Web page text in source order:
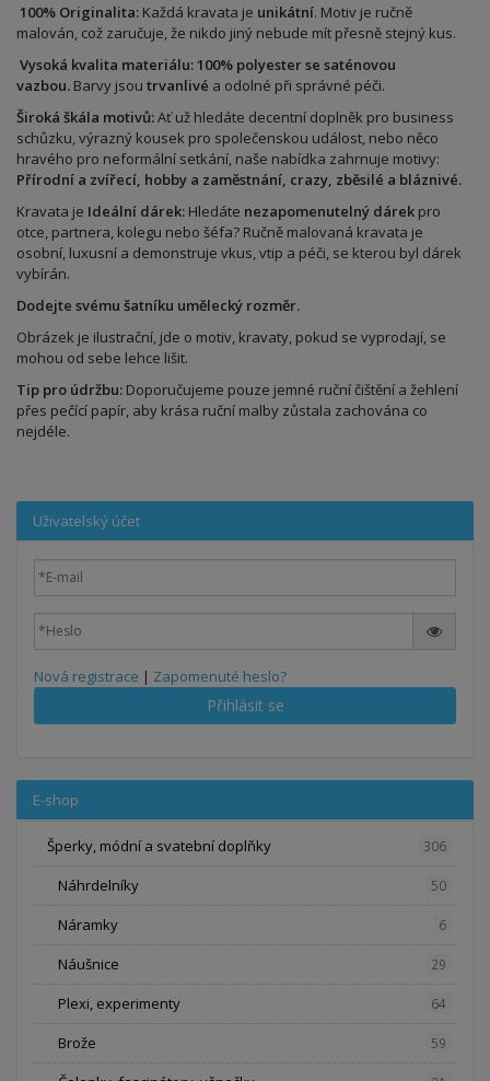
100% Originalita: Každá kravata je unikátní. Motiv je ručně
malován, což zaručuje, že nikdo jiný nebude mít přesně stejný kus.
Vysoká kvalita materiálu: 100% polyester se saténovou
vazbou. Barvy jsou trvanlivé a odolné při správné péči.
Široká škála motivů:Ať už hledáte decentní doplněk pro business
schůzku, výrazný kousek pro společenskou událost, nebo něco
hravého pro neformální setkání, naše nabídka zahrnuje motivy:
Přírodní a zvířecí, hobby a zaměstnání, crazy, zběsilé a bláznivé.
Kravata je Ideální dárek: Hledáte nezapomenutelný dárek pro
otce, partnera, kolegu nebo šéfa? Ručně malovaná kravata je
osobní, luxusní a demonstruje vkus, vtip a péči, se kterou byl dárek
vybírán.
Dodejte svému šatníku umělecký rozměr.
Obrázek je ilustrační, jde o motiv, kravaty, pokud se vyprodají, se
mohou od sebe lehce lišit.
Tip pro údržbu: Doporučujeme pouze jemné ruční čištění a žehlení
přes pečící papír, aby krása ruční malby zůstala zachována co
nejdéle.
Uživatelský účet
Nová registrace | Zapomenuté heslo?
Přihlásit se
E-shop
Šperky, módní a svatební doplňky 306
Náhrdelníky 50
Náramky 6
Náušnice 29
Plexi, experimenty 64
Brože 59